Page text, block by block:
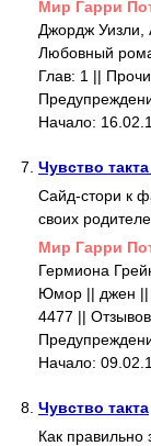
Mир Гарри
Джордж Уизли,
Любовный
Глав: 1 ||
Начало:
7. Чувство
Сайд-стори к
своих
Mир Гарри
Гермиона
Юмор || джен ||
4477 ||
Начало:
8. Чувство такта
Как правильно